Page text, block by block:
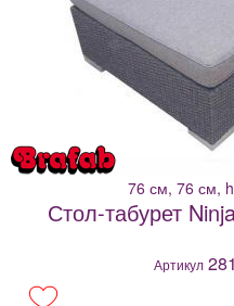
76 см, 76 см,
Стол-табурет
Артикул